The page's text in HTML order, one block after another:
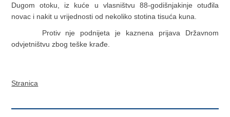
Dugom otoku, iz kuće u vlasništvu 88-godišnjakinje otuđila
novac i nakit u vrijednosti od nekoliko stotina tisuća kuna.
Protiv nje podnijeta je kaznena prijava Državnom
odvjetništvu zbog teške krađe.
Stranica